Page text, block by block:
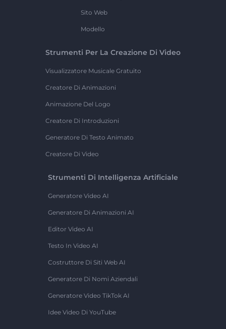
Sito Web
Modello
Strumenti Per La Creazione Di Video
Visualizzatore Musicale Gratuito
Creatore Di Animazioni
Animazione Del Logo
Creatore Di Introduzioni
Generatore Di Testo Animato
Creatore Di Video
Strumenti Di Intelligenza Artificiale
Generatore Video AI
Generatore Di Animazioni AI
Editor Video AI
Testo In Video AI
Costruttore Di Siti Web AI
Generatore Di Nomi Aziendali
Generatore Video TikTok AI
Idee Video Di YouTube